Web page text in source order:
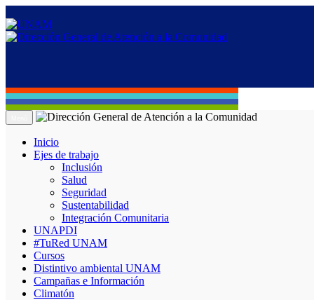
Inicio
Ejes de trabajo
Inclusión
Salud
Seguridad
Sustentabilidad
Integración Comunitaria
UNAPDI
#TuRed UNAM
Cursos
Distintivo ambiental UNAM
Campañas e Información
Climatón